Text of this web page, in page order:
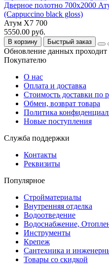
Дверное полотно 700x2000
(Cappuccino black gloss)
Атум Х7 700
5550.00 руб.
В корзину Быстрый заказ
Обновление данных проходит
Покупателю
О нас
Оплата и доставка
Стоимость доставки по
Обмен, возврат товара
Политика
Новые поступления
Служба поддержки
Контакты
Реквизиты
Популярное
Стройматериалы
Внутренняя отделка
Водоотведение
Водоснабжение,
Инструменты
Крепеж
Сантехника и
Товары со скидкой